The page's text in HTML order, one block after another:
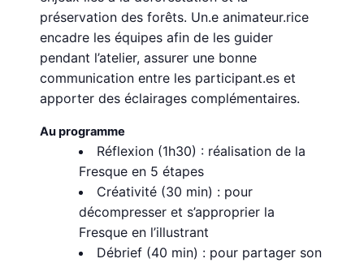
préservation des forêts. Un.e animateur.rice
encadre les équipes afin de les guider
pendant l’atelier, assurer une bonne
communication entre les participant.es et
apporter des éclairages complémentaires.
Au programme
Réflexion (1h30) : réalisation de la
Fresque en 5 étapes
Créativité (30 min) : pour
décompresser et s’approprier la
Fresque en l’illustrant
Débrief (40 min) : pour partager son